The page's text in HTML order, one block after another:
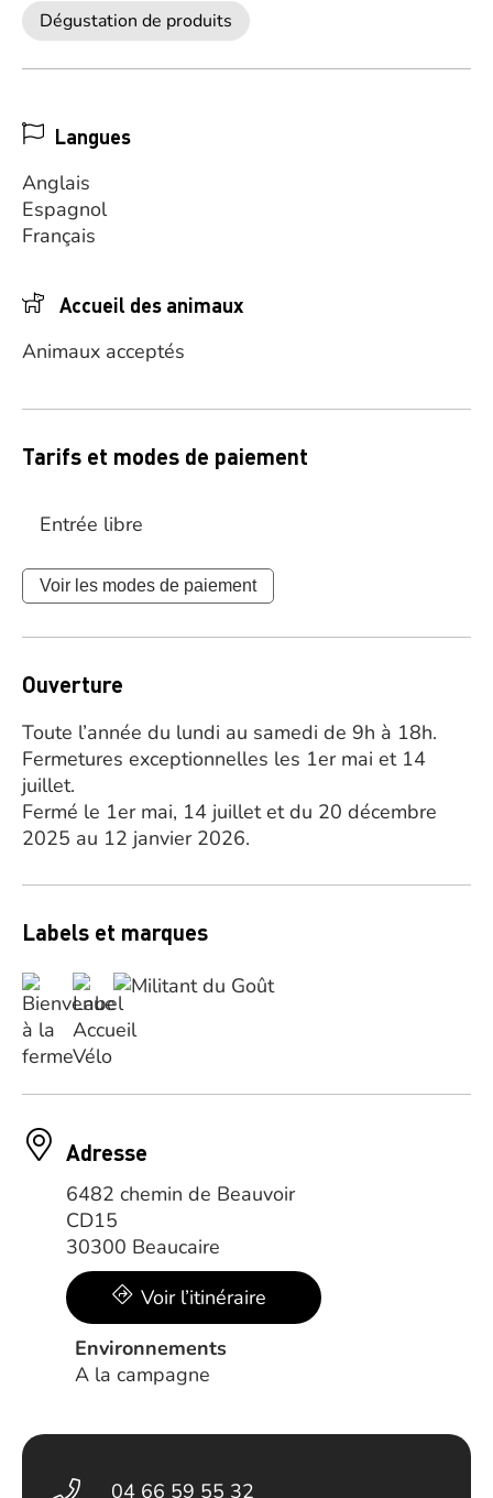
Dégustation de produits
Langues
Anglais
Espagnol
Français
Accueil des animaux
Animaux acceptés
Tarifs et modes de paiement
Entrée libre
Voir les modes de paiement
Ouverture
Toute l’année du lundi au samedi de 9h à 18h.
Fermetures exceptionnelles les 1er mai et 14
juillet.
Fermé le 1er mai, 14 juillet et du 20 décembre
2025 au 12 janvier 2026.
Labels et marques
Adresse
6482 chemin de Beauvoir
CD15
30300 Beaucaire
Voir l’itinéraire
Environnements
A la campagne
04 66 59 55 32